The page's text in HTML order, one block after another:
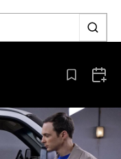
Aus den